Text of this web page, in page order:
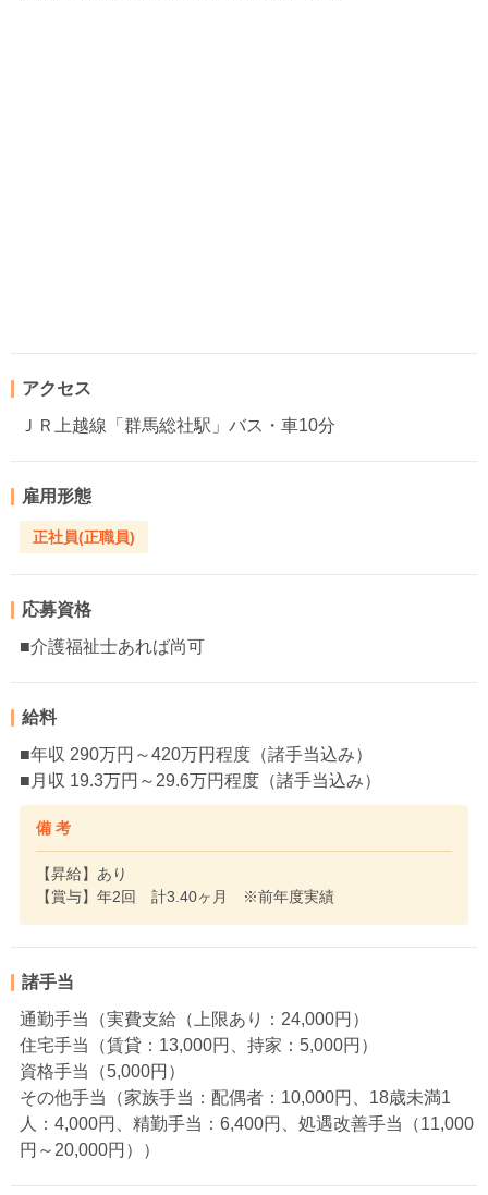
アクセス
ＪＲ上越線「群馬総社駅」バス・車10分
雇用形態
正社員(正職員)
応募資格
■介護福祉士あれば尚可
給料
■年収 290万円～420万円程度（諸手当込み）
■月収 19.3万円～29.6万円程度（諸手当込み）
備 考
【昇給】あり
【賞与】年2回 計3.40ヶ月 ※前年度実績
諸手当
通勤手当（実費支給（上限あり：24,000円）
住宅手当（賃貸：13,000円、持家：5,000円）
資格手当（5,000円）
その他手当（家族手当：配偶者：10,000円、18歳未満1
人：4,000円、精勤手当：6,400円、処遇改善手当（11,000
円～20,000円））